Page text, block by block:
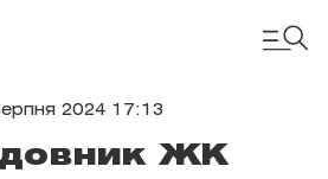
2024 17:13
ЖК